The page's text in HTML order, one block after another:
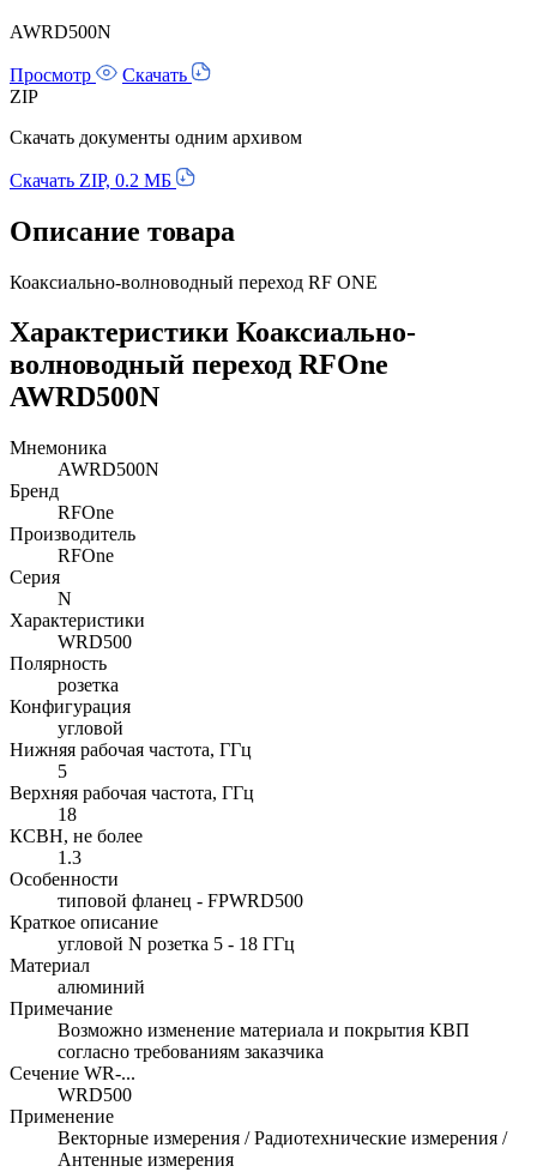
AWRD500N
Просмотр
Скачать
ZIP
Скачать документы одним архивом
Скачать ZIP, 0.2 МБ
Описание товара
Коаксиально-волноводный переход RF ONE
Характеристики Коаксиально-
волноводный переход RFOne
AWRD500N
Мнемоника
AWRD500N
Бренд
RFOne
Производитель
RFOne
Серия
N
Характеристики
WRD500
Полярность
розетка
Конфигурация
угловой
Нижняя рабочая частота, ГГц
5
Верхняя рабочая частота, ГГц
18
КСВН, не более
1.3
Особенности
типовой фланец - FPWRD500
Краткое описание
угловой N розетка 5 - 18 ГГц
Материал
алюминий
Примечание
Возможно изменение материала и покрытия КВП
согласно требованиям заказчика
Сечение WR-...
WRD500
Применение
Векторные измерения / Радиотехнические измерения /
Антенные измерения